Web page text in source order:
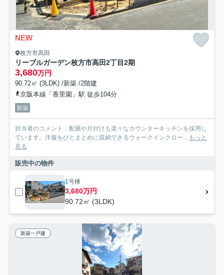
NEW
枚方市高田
リーブルガーデン枚方市高田2丁目2期
3,680万円
90.72㎡ (3LDK) /新築 /2階建
京阪本線「香里園」駅 徒歩104分
新築
担当者のコメント：配膳や片付けも楽々なカウンターキッチンを採用し
ています。洋服をひとまとめに収納できるウォークインクロー... もっと
見る
販売中の物件
1号棟
3,680万円
90.72㎡ (3LDK)
新築一戸建